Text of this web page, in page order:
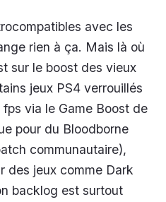
avec les
rien à ça. Mais là où
sur le boost des vieux
jeux PS4 verrouillés
via le Game Boost de
pour du Bloodborne
communautaire),
des jeux comme Dark
backlog est surtout